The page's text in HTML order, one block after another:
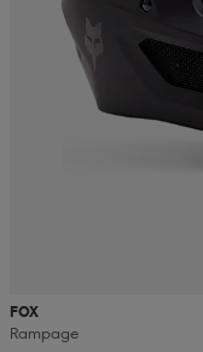
FOX
Rampage